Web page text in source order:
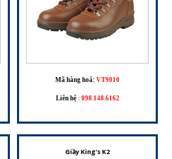
Mã hàng hoá: VT9010
Liên hệ : 098.148.6162
Giầy King's K2